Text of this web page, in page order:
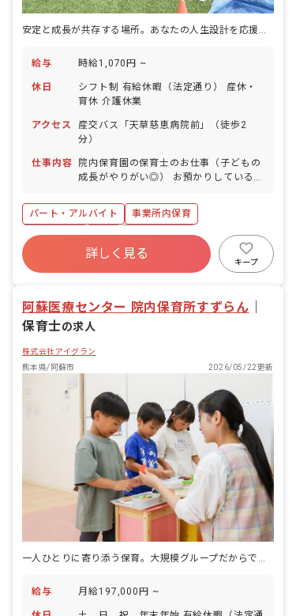
給与 時給1,070円 ~
休日
シフト制 有給休暇（法定通り） 産休・
育休 介護休業
アクセス
産交バス「天草慈恵病院前」（徒歩2
分）
仕事内容
院内保育園の保育士のお仕事（子どもの
成長がやりがい◎） お預かりしている子
食事・睡眠・排泄・清潔・衣類の着脱等
・集団生活を通じた社会性の装着 ・行事
の計画・実行、お知らせの作成
パート・アルバイト
事業所内保育
複数園あり
有給
福利厚生充実
産休育休制度
未経験歓迎
詳しく見る
キープ
阿蘇医療センター 院内保育所すずらん
保育士の求人
株式会社アイグラン
熊本県/阿蘇市
2026/05/22更新
給与 月給197,000円 ~